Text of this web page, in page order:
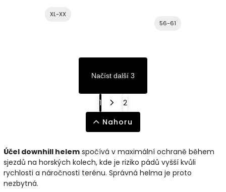
XL-XX
56-61
Načíst další 3
1
2
Nahoru
Účel downhill helem spočívá v maximální ochraně během
sjezdů na horských kolech, kde je riziko pádů vyšší kvůli
rychlosti a náročnosti terénu. Správná helma je proto
nezbytná.